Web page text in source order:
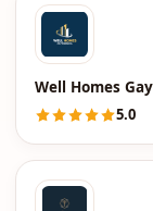
Well Homes
5.0